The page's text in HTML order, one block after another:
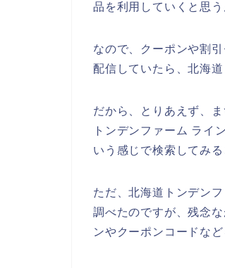
品を利用していくと思
なので、クーポンや割
配信していたら、北海
だから、とりあえず、
トンデンファーム ライ
いう感じで検索してみる
ただ、北海道トンデン
調べたのですが、残念
ンやクーポンコードな